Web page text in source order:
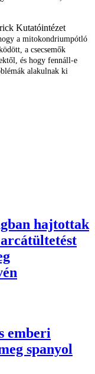
Kutatóintézet
a mitokondriumpótló
a csecsemők
és hogy fennáll-e
alakulnak ki
hajtottak
emberi
spanyol